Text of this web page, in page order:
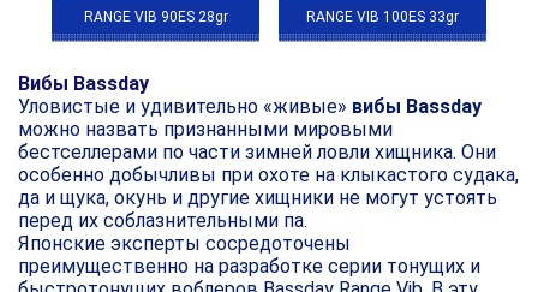
RANGE VIB 90ES 28gr RANGE VIB 100ES 33gr
Вибы Bassday
Уловистые и удивительно «живые» вибы Bassday
можно назвать признанными мировыми
бестселлерами по части зимней ловли хищника. Они
особенно добычливы при охоте на клыкастого судака,
да и щука, окунь и другие хищники не могут устоять
перед их соблазнительными па.
Японские эксперты сосредоточены
преимущественно на разработке серии тонущих и